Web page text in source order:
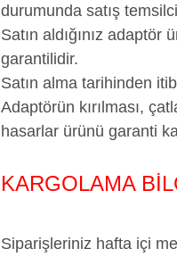
durumunda satış
Satın aldığınız
garantilidir.
Satın alma tarihinden
Adaptörün kırılması,
hasarlar ürünü garanti
KARGOLAMA
Siparişleriniz hafta içi